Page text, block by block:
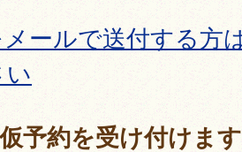
ールで送付する方
い
予約を受け付けます